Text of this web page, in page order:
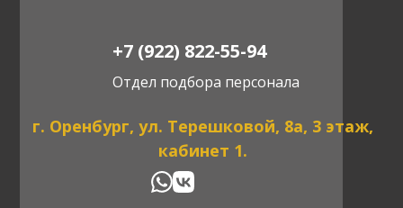
Отдел подбора персонала
+7 (922) 822-55-94
г. Оренбург, ул. Терешковой, 8а, 3 этаж,
кабинет 1.